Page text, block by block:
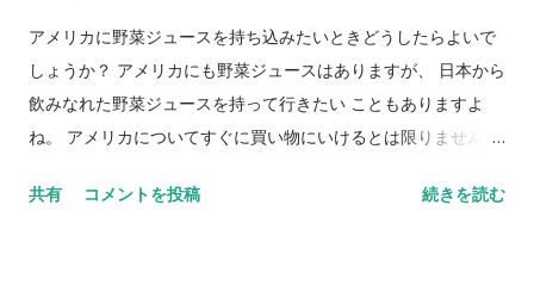
アメリカに野菜ジュースを持ち込みたいときどうしたらよいで
しょうか？ アメリカにも野菜ジュースはありますが、 日本から
飲みなれた野菜ジュースを持って行きたい こともありますよ
ね。 アメリカについてすぐに買い物にいけるとは限りません
場合もあるでしょう 。 旅先に気軽な野菜補充用として野菜ジュ
共有 コメントを投稿 続きを読む